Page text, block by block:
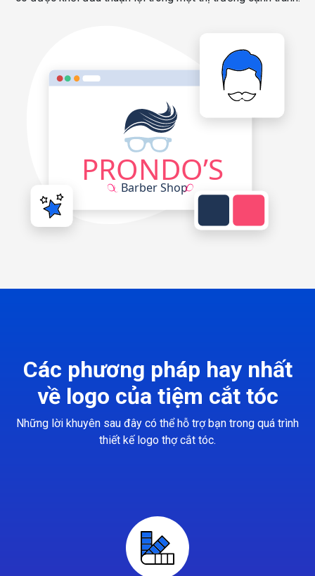
Các phương pháp hay nhất
về logo của tiệm cắt tóc
Những lời khuyên sau đây có thể hỗ trợ bạn trong quá trình
thiết kế logo thợ cắt tóc.